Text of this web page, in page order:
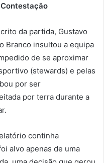
da partida, Gustavo
Branco insultou a equipa
de se aproximar
(stewards) e pelas
por ser
por terra durante a
continha
alvo apenas de uma